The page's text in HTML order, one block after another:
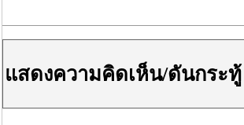
คืนครบ
ตร.สภ.เมืองลำพูน ยึดยาบ้ากว่า
บ้านแจ้งพบถุงพลาสติกพันเทปสีดำ
ลำไย
แสดงความคิดเห็น/ดันกระทู้